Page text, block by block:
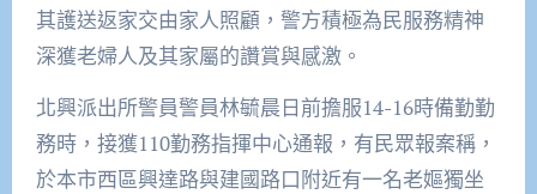
其護送返家交由家人照顧，警方積極為民服務精神
深獲老婦人及其家屬的讚賞與感激。
北興派出所警員警員林毓晨日前擔服14-16時備勤勤
務時，接獲110勤務指揮中心通報，有民眾報案稱，
於本市西區興達路與建國路口附近有一名老嫗獨坐